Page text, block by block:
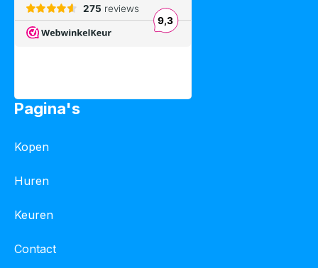
Pagina's
Kopen
Huren
Keuren
Contact